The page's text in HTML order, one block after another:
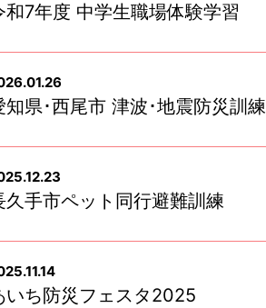
和7年度 中学生職場体験学習
知県･西尾市 津波･地震防災訓練
久手市ペット同行避難訓練
いち防災フェスタ2025